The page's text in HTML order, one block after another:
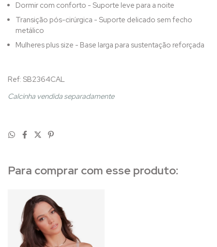
Dormir com conforto - Suporte leve para a noite
Transição pós-cirúrgica - Suporte delicado sem fecho
metálico
Mulheres plus size - Base larga para sustentação reforçada
Ref: SB2364CAL
Calcinha vendida separadamente
Para comprar com esse produto: